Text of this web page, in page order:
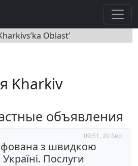
Oblast’
Kharkiv
объявления
09:51, 20 Бер
з швидкою
Послуги